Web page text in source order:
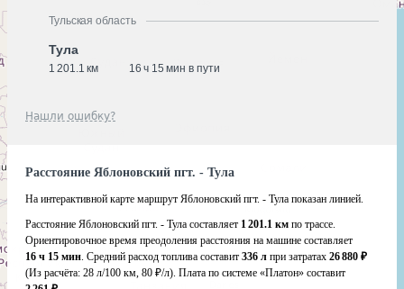
Тульская область
Тула
1 201.1 км 16 ч 15 мин в пути
Нашли ошибку?
Расстояние Яблоновский пгт. - Тула
На интерактивной карте маршрут Яблоновский пгт. - Тула показан линией.
Расстояние Яблоновский пгт. - Тула составляет 1 201.1 км по трассе.
Ориентировочное время преодоления расстояния на машине составляет
16 ч 15 мин. Средний расход топлива составит 336 л при затратах 26 880 ₽
(Из расчёта: 28 л/100 км, 80 ₽/л). Плата по системе «Платон» составит